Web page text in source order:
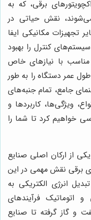
برقی، که به
نقش حیاتی در
تجهیزات مکانیکی ایفا
کنترل را بهبود
با نیازهای خاص
عمر دستگاه را به طور
جامع، تمام جنبه‌های
ویژگی‌ها، کاربردها و
خواهیم کرد تا شما را
از ارکان اصلی صنایع
برقی نقش مهمی در این
انرژی الکتریکی به
اتوماتیک فرآیندهای
و گاز گرفته تا صنایع